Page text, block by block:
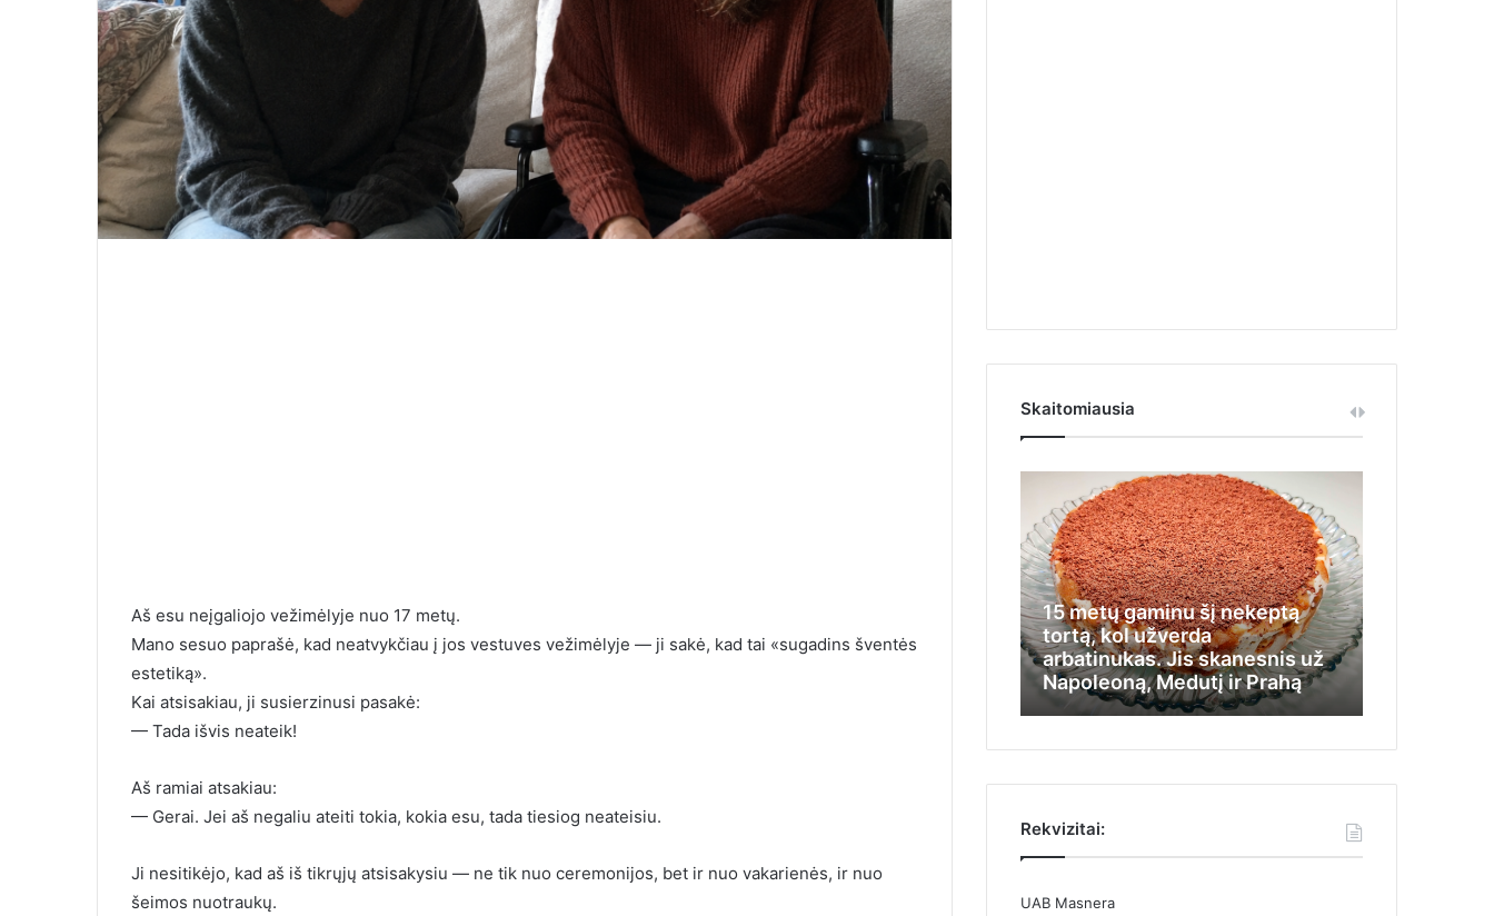
Aš esu neįgaliojo vežimėlyje nuo 17 metų.
Mano sesuo paprašė, kad neatvykčiau į jos vestuves vežimėlyje — ji sakė, kad tai «sugadins šventės
estetiką».
Kai atsisakiau, ji susierzinusi pasakė:
— Tada išvis neateik!
Aš ramiai atsakiau:
— Gerai. Jei aš negaliu ateiti tokia, kokia esu, tada tiesiog neateisiu.
Ji nesitikėjo, kad aš iš tikrųjų atsisakysiu — ne tik nuo ceremonijos, bet ir nuo vakarienės, ir nuo
šeimos nuotraukų.
Skaitomiausia
Ilgai susirašinėjau su
moterimi, o kai pagaliau
10 įrodymų, kad Žemės
15 metų gaminu šį nekeptą
tortą, kol užverda
arbatinukas. Jis skanesnis už
Napoleoną, Medutį ir Prahą
Rekvizitai:
UAB Masnera